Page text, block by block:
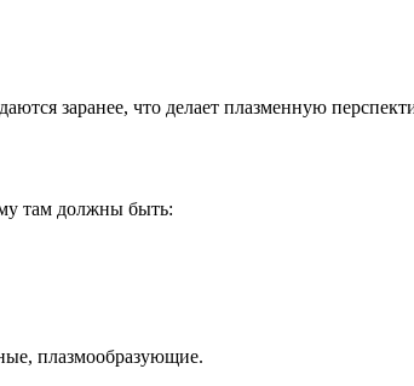
заранее, что делает плазменную
там должны быть:
плазмообразующие.